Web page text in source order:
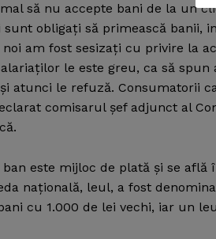
să nu accepte bani de la un
sunt obligaţi să primească banii,
am fost sesizaţi cu privire la
le este greu, ca să
atunci le refuză. Consumatorii
comisarul şef adjunct al
ban este mijloc de plată şi se
naţională, leul, a fost
cu 1.000 de lei vechi, iar un